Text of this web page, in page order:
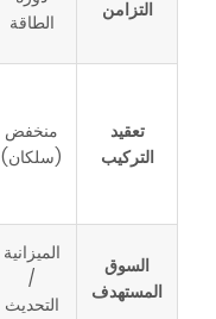
التزامن
الطاقة
تعقيد
التركيب
منخفض
(سلكان)
السوق
المستهدف
الميزانية
/
التحديث